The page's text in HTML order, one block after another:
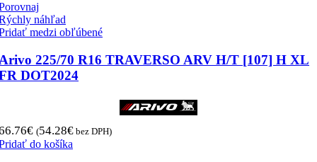
náhľad
medzi obľúbené
225/70 R16 TRAVERSO ARV H/T [107] H XL
DOT2024
€ (54.28€ bez DPH)
do košíka